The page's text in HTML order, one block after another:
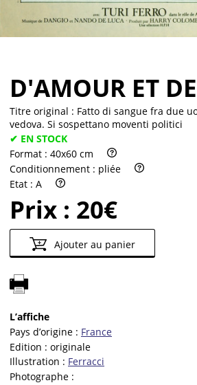
D'AMOUR ET
Titre original : Fatto di sangue fra due
vedova. Si sospettano moventi politici
✔ EN STOCK
Format : 40x60 cm
Conditionnement : pliée
Etat : A
Prix : 20€
Ajouter au panier
L’affiche
Pays d’origine : France
Edition : originale
Illustration : Ferracci
Photographe :